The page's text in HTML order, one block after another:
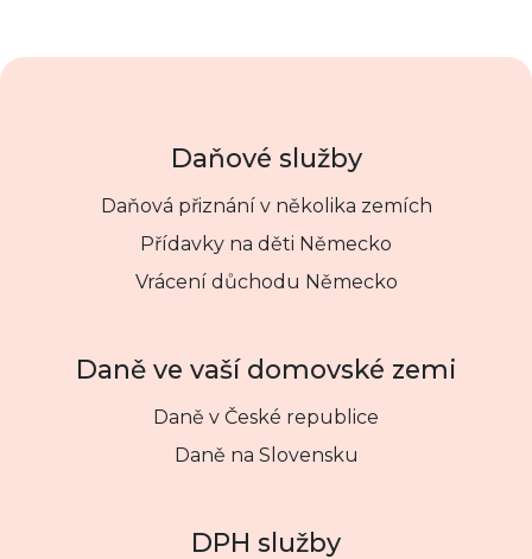
Daňové služby
Daňová přiznání v několika zemích
Přídavky na děti Německo
Vrácení důchodu Německo
Daně ve vaší domovské zemi
Daně v České republice
Daně na Slovensku
DPH služby